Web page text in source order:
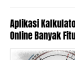
Aplikasi
Online Banyak